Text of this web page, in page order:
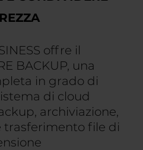
offre il
BACKUP, una
in grado di
di cloud
archiviazione,
trasferimento file di